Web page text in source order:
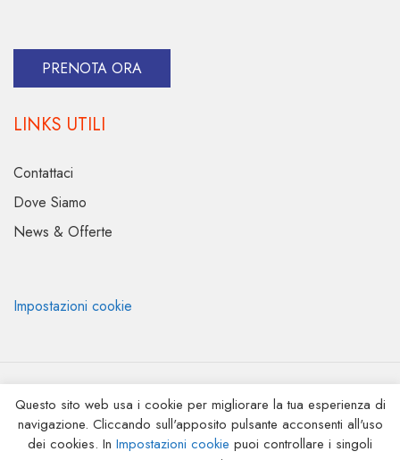
PRENOTA ORA
LINKS UTILI
Contattaci
Dove Siamo
News & Offerte
Impostazioni cookie
Sede Legale: Corso delle Repubbliche Marinare, 13 84011 Amalfi
(SA)
P.I.: 04690380656 | N° R.E.A. SA-386123 | Cap. Soc: €
Questo sito web usa i cookie per migliorare la tua esperienza di
navigazione. Cliccando sull'apposito pulsante acconsenti all'uso
dei cookies. In Impostazioni cookie puoi controllare i singoli